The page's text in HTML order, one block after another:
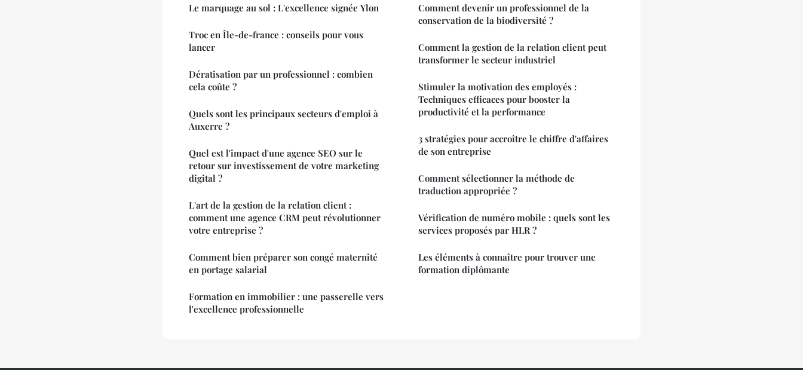
Le marquage au sol : L'excellence signée Ylon
Troc en Île-de-france : conseils pour vous
lancer
Dératisation par un professionnel : combien
cela coûte ?
Quels sont les principaux secteurs d'emploi à
Auxerre ?
Quel est l'impact d'une agence SEO sur le
retour sur investissement de votre marketing
digital ?
L'art de la gestion de la relation client :
comment une agence CRM peut révolutionner
votre entreprise ?
Comment bien préparer son congé maternité
en portage salarial
Formation en immobilier : une passerelle vers
l'excellence professionnelle
Comment devenir un professionnel de la
conservation de la biodiversité ?
Comment la gestion de la relation client peut
transformer le secteur industriel
Stimuler la motivation des employés :
Techniques efficaces pour booster la
productivité et la performance
3 stratégies pour accroître le chiffre d'affaires
de son entreprise
Comment sélectionner la méthode de
traduction appropriée ?
Vérification de numéro mobile : quels sont les
services proposés par HLR ?
Les éléments à connaître pour trouver une
formation diplômante